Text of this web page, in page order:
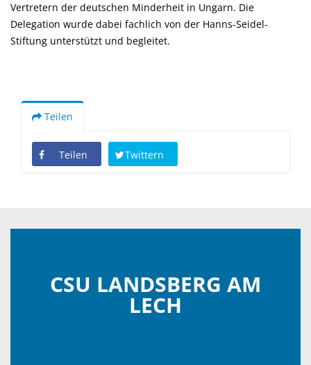
Vertretern der deutschen Minderheit in Ungarn. Die
Delegation wurde dabei fachlich von der Hanns-Seidel-
Stiftung unterstützt und begleitet.
Teilen
Teilen Twittern
CSU LANDSBERG AM
LECH